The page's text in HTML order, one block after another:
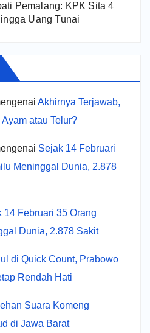
Pemalang: KPK Sita 4
Uang Tunai
Akhirnya Terjawab,
atau Telur?
Sejak 14 Februari
Meninggal Dunia, 2.878
14 Februari 35 Orang
Dunia, 2.878 Sakit
di Quick Count, Prabowo
Rendah Hati
Suara Komeng
di Jawa Barat